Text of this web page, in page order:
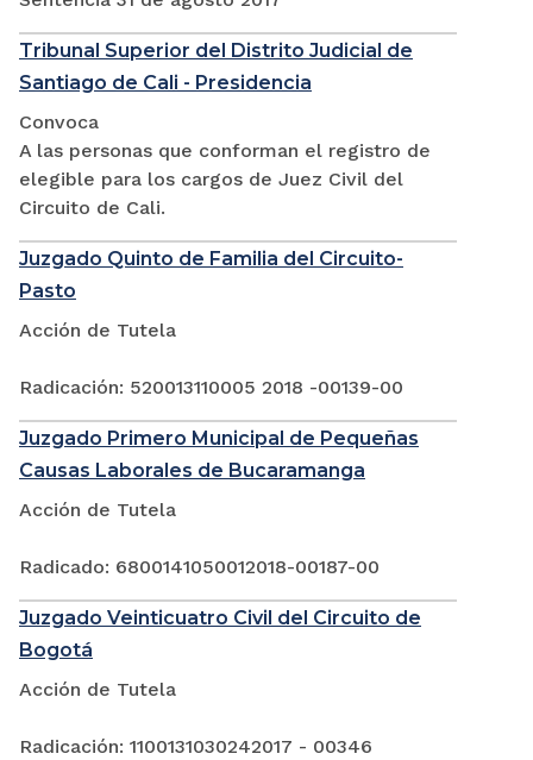
Tribunal Superior del Distrito Judicial de
Santiago de Cali - Presidencia
Convoca
A las personas que conforman el registro de
elegible para los cargos de Juez Civil del
Circuito de Cali.
Juzgado Quinto de Familia del Circuito-
Pasto
Acción de Tutela
Radicación: 520013110005 2018 -00139-00
Juzgado Primero Municipal de Pequeñas
Causas Laborales de Bucaramanga
Acción de Tutela
Radicado: 6800141050012018-00187-00
Juzgado Veinticuatro Civil del Circuito de
Bogotá
Acción de Tutela
Radicación: 1100131030242017 - 00346